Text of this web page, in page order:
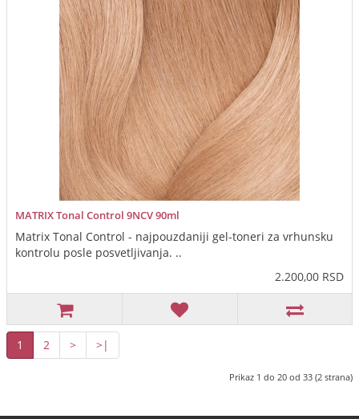
MATRIX Tonal Control 9NCV 90ml
Matrix Tonal Control - najpouzdaniji gel-toneri za vrhunsku
kontrolu posle posvetljivanja. ..
2.200,00 RSD
1 2 > >|
Prikaz 1 do 20 od 33 (2 strana)